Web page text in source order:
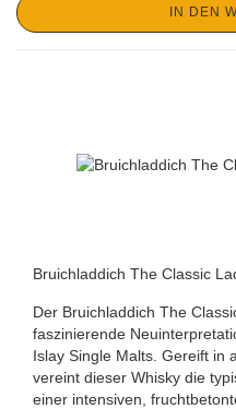
IN DEN
Bruichladdich The Classic
Der Bruichladdich The
faszinierende
Islay Single Malts. Gereift in
vereint dieser Whisky die
einer intensiven,